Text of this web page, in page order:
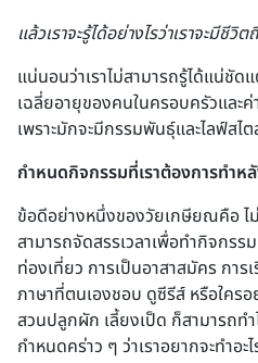
แล้วเราจะรู้ได้อย่างไรว่าเราจะมีชีวิ
แน่นอนว่าเราไม่สามารถรู้ได้แน่ชัด
เฉลี่ยอายุของคนในครอบครัวและค่
เพราะมักจะมีกรรมพันธุ์และไลฟ์สไ
กำหนดกิจกรรมที่เราต้องการทำห
ข้อดีอย่างหนึ่งของวัยเกษียณคือ ไม่
สามารถจัดสรรเวลาเพื่อทำกิจกรร
ท่องเที่ยว การเป็นอาสาสมัคร การ
ภาษาที่ตนเองชอบ ดูซีรีส์ หรือใครอ
สวนปลูกผัก เลี้ยงเป็ด ก็สามารถทำ
กำหนดคร่าว ๆ ว่าเราอยากจะทำอะ